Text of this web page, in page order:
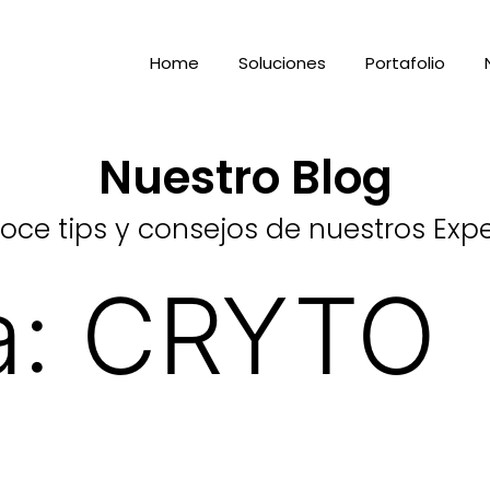
Home Soluciones Portafolio
Nuestro Blog
tips y consejos de nuestros
CRYTO